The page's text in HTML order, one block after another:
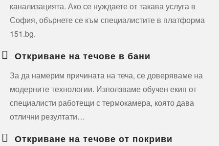
канализацията. Ако се нуждаете от такава услуга в
София, обърнете се към специалистите в платформа
151.bg.
Откриване на течове в бани
За да намерим причината на теча, се доверяваме на
модерните технологии. Използваме обучен екип от
специалисти работещи с термокамера, която дава
отлични резултати…
Откриване на течове от покриви